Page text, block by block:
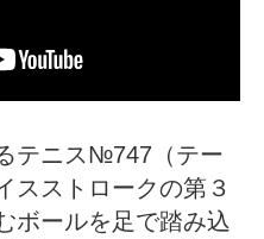
テニス№747（テー
スストロークの第３
ボールを足で踏み込